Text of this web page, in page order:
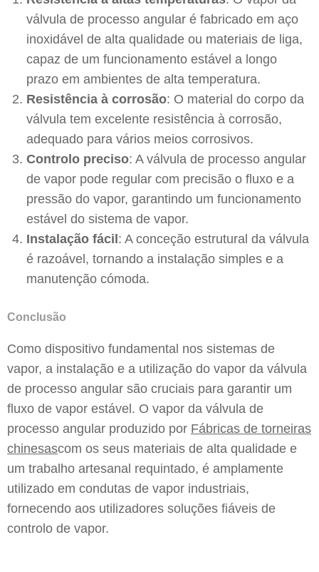
válvula de processo angular é fabricado em aço
inoxidável de alta qualidade ou materiais de liga,
capaz de um funcionamento estável a longo
prazo em ambientes de alta temperatura.
Resistência à corrosão: O material do corpo da
válvula tem excelente resistência à corrosão,
adequado para vários meios corrosivos.
Controlo preciso: A válvula de processo angular
de vapor pode regular com precisão o fluxo e a
pressão do vapor, garantindo um funcionamento
estável do sistema de vapor.
Instalação fácil : A conceção estrutural da válvula
é razoável, tornando a instalação simples e a
manutenção cómoda.
Conclusão
Como dispositivo fundamental nos sistemas de
vapor, a instalação e a utilização do vapor da válvula
de processo angular são cruciais para garantir um
fluxo de vapor estável. O vapor da válvula de
processo angular produzido por Fábricas de torneiras
chinesascom os seus materiais de alta qualidade e
um trabalho artesanal requintado, é amplamente
utilizado em condutas de vapor industriais,
fornecendo aos utilizadores soluções fiáveis de
controlo de vapor.